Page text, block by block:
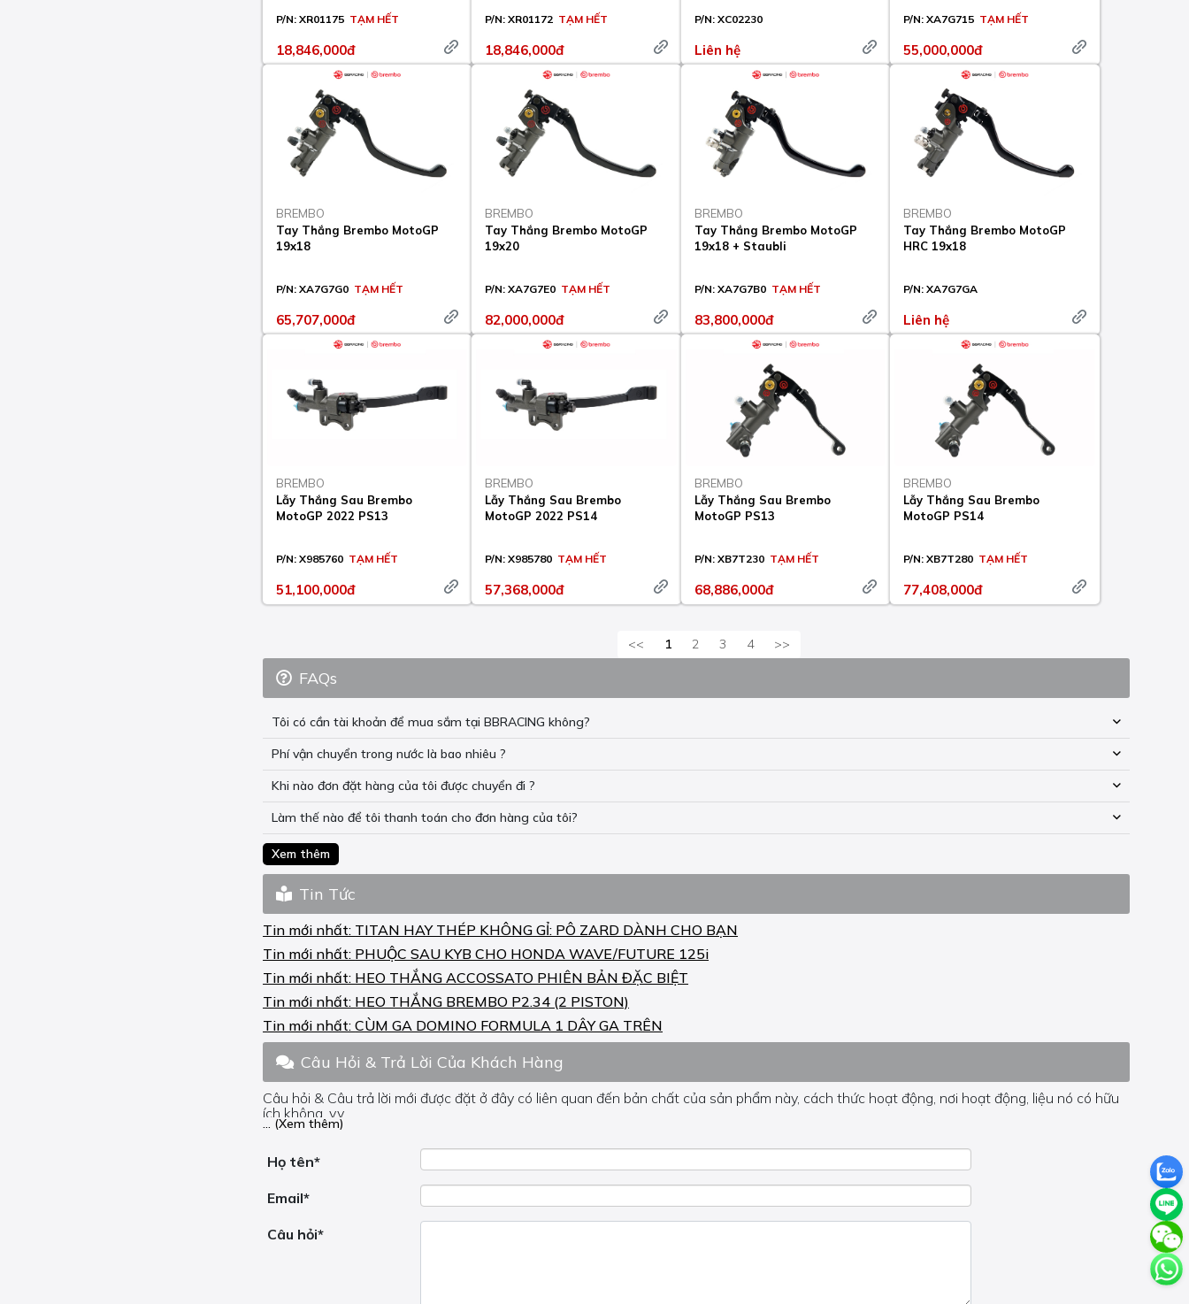
P/N: XR01175 TẠM HẾT
18,846,000đ
P/N: XR01172 TẠM HẾT
18,846,000đ
P/N: XC02230
Liên hệ
P/N: XA7G715 TẠM HẾT
55,000,000đ
BREMBO
Tay Thắng Brembo MotoGP
19x18
P/N: XA7G7G0 TẠM HẾT
65,707,000đ
BREMBO
Tay Thắng Brembo MotoGP
19x20
P/N: XA7G7E0 TẠM HẾT
82,000,000đ
BREMBO
Tay Thắng Brembo MotoGP
19x18 + Staubli
P/N: XA7G7B0 TẠM HẾT
83,800,000đ
BREMBO
Tay Thắng Brembo MotoGP
HRC 19x18
P/N: XA7G7GA
Liên hệ
BREMBO
Lẫy Thắng Sau Brembo
MotoGP 2022 PS13
P/N: X985760 TẠM HẾT
51,100,000đ
BREMBO
Lẫy Thắng Sau Brembo
MotoGP 2022 PS14
P/N: X985780 TẠM HẾT
57,368,000đ
BREMBO
Lẫy Thắng Sau Brembo
MotoGP PS13
P/N: XB7T230 TẠM HẾT
68,886,000đ
BREMBO
Lẫy Thắng Sau Brembo
MotoGP PS14
P/N: XB7T280 TẠM HẾT
77,408,000đ
<< 1 2 3 4 >>
FAQs
Tôi có cần tài khoản để mua sắm tại BBRACING không?
Phí vận chuyển trong nước là bao nhiêu ?
Khi nào đơn đặt hàng của tôi được chuyển đi ?
Làm thế nào để tôi thanh toán cho đơn hàng của tôi?
Xem thêm
Tin Tức
Tin mới nhất: TITAN HAY THÉP KHÔNG GỈ: PÔ ZARD DÀNH CHO BẠN
Tin mới nhất: PHUỘC SAU KYB CHO HONDA WAVE/FUTURE 125i
Tin mới nhất: HEO THẮNG ACCOSSATO PHIÊN BẢN ĐẶC BIỆT
Tin mới nhất: HEO THẮNG BREMBO P2.34 (2 PISTON)
Tin mới nhất:CÙM GA DOMINO FORMULA 1 DÂY GA TRÊN
Câu Hỏi & Trả Lời Của Khách Hàng
Câu hỏi & Câu trả lời mới được đặt ở đây có liên quan đến bản chất của sản phẩm này, cách thức hoạt động, nơi hoạt động, liệu nó có hữu
ích không, v.v.
Nếu bạn cần trợ giúp về phần khác, vui lòng không đặt câu hỏi của bạn ở đây mà bên trong trang đó.
... (Xem thêm)
Họ tên*
Email*
Câu hỏi*